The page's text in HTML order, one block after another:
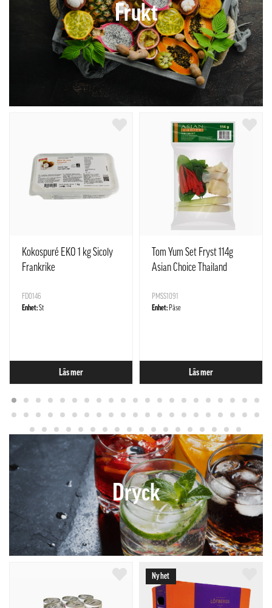
Frukt
Kokospuré EKO 1 kg Sicoly
Frankrike
FD0146
Enhet:St
Läs mer
Tom Yum Set Fryst 114g
Asian Choice Thailand
PMSS1091
Enhet: Påse
Läs mer
Dryck
Nyhet